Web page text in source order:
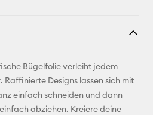
E-Mail-
Adresse
Pinterest
Bügelfolie verleiht jedem
Raffinierte Designs lassen sich mit
einfach schneiden und dann
abziehen. Kreiere deine